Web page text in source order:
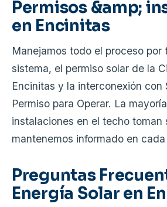
Permisos &amp;
en Encinitas
Manejamos todo el proceso por
sistema, el permiso solar de la
Encinitas y la interconexión con
Permiso para Operar. La
instalaciones en el techo toman
mantenemos informado en cada
Preguntas
Energía Solar en